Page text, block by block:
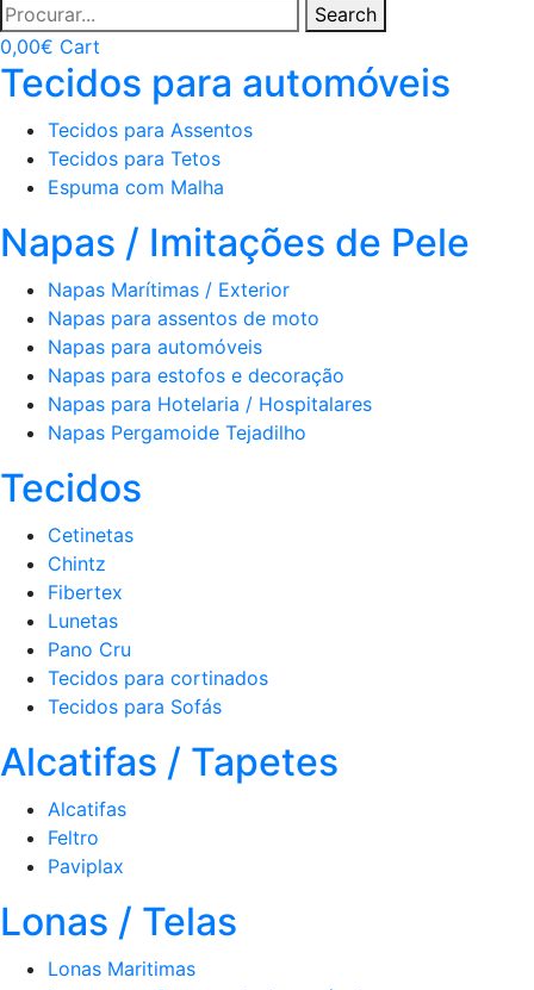
Search
0,00€ Cart
Tecidos para automóveis
Tecidos para Assentos
Tecidos para Tetos
Espuma com Malha
Napas / Imitações de Pele
Napas Marítimas / Exterior
Napas para assentos de moto
Napas para automóveis
Napas para estofos e decoração
Napas para Hotelaria / Hospitalares
Napas Pergamoide Tejadilho
Tecidos
Cetinetas
Chintz
Fibertex
Lunetas
Pano Cru
Tecidos para cortinados
Tecidos para Sofás
Alcatifas / Tapetes
Alcatifas
Feltro
Paviplax
Lonas / Telas
Lonas Maritimas